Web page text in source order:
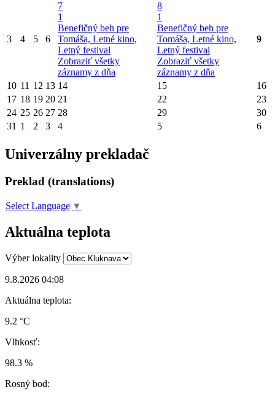
3 4 5 6
7
1
Benefičný beh pre
Tomáša, Letné kino,
Letný festival
Zobraziť všetky
záznamy z dňa
8
1
Benefičný beh pre
Tomáša, Letné kino,
Letný festival
Zobraziť všetky
záznamy z dňa
9
10 11 12 13 14 15
16
17 18 19 20 21 22
23
24 25 26 27 28 29
30
31 1 2 3 4 5 6
Univerzálny prekladač
Preklad (translations)
Select Language ▼
Aktuálna teplota
Výber lokality
9.8.2026 04:08
Aktuálna teplota:
9.2 °C
Vlhkosť:
98.3 %
Rosný bod: